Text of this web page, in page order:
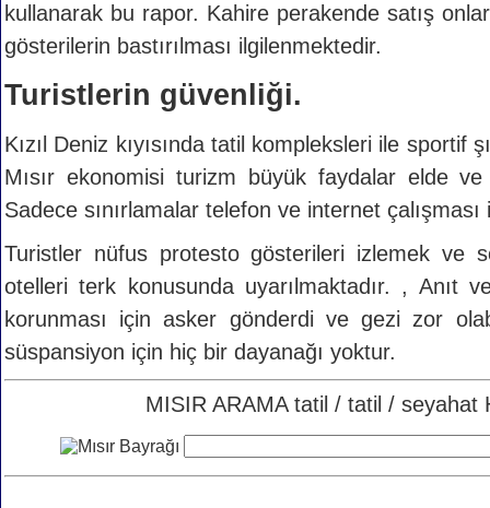
kullanarak bu rapor. Kahire perakende satış
gösterilerin bastırılması ilgilenmektedir.
Turistlerin güvenliği.
Kızıl Deniz kıyısında tatil kompleksleri ile
Mısır ekonomisi turizm büyük faydalar elde
Sadece sınırlamalar telefon ve internet
Turistler nüfus protesto gösterileri izlemek ve
otelleri terk konusunda uyarılmaktadır. , Anıt
korunması için asker gönderdi ve gezi zor
süspansiyon için hiç bir dayanağı yoktur.
MISIR ARAMA tatil / tatil / seyahat